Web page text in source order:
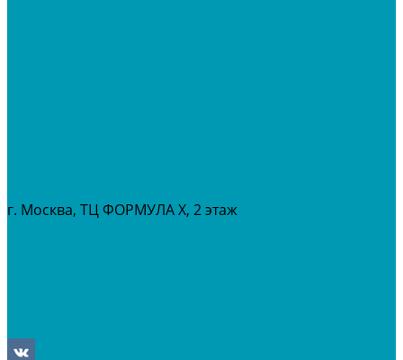
г. Москва, ТЦ ФОРМУЛА Х, 2 этаж